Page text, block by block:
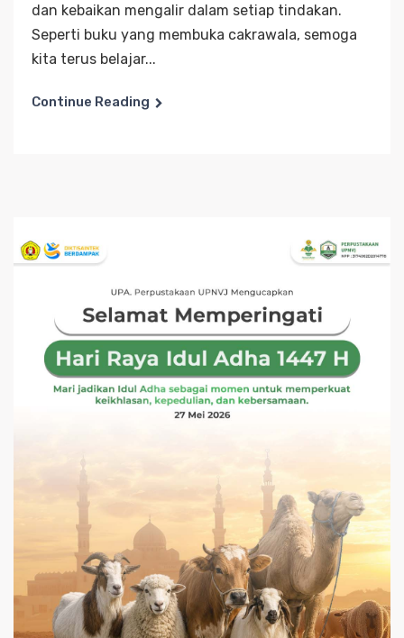
dan kebaikan mengalir dalam setiap tindakan.
Seperti buku yang membuka cakrawala, semoga
kita terus belajar...
Continue Reading